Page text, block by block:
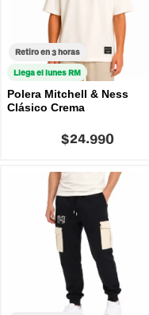
Retiro en 3 horas
Llega el lunes RM
Polera Mitchell & Ness
Clásico Crema
$24.990